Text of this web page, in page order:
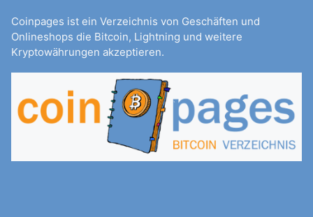
Coinpages ist ein Verzeichnis von Geschäften und
Onlineshops die Bitcoin, Lightning und weitere
Kryptowährungen akzeptieren.